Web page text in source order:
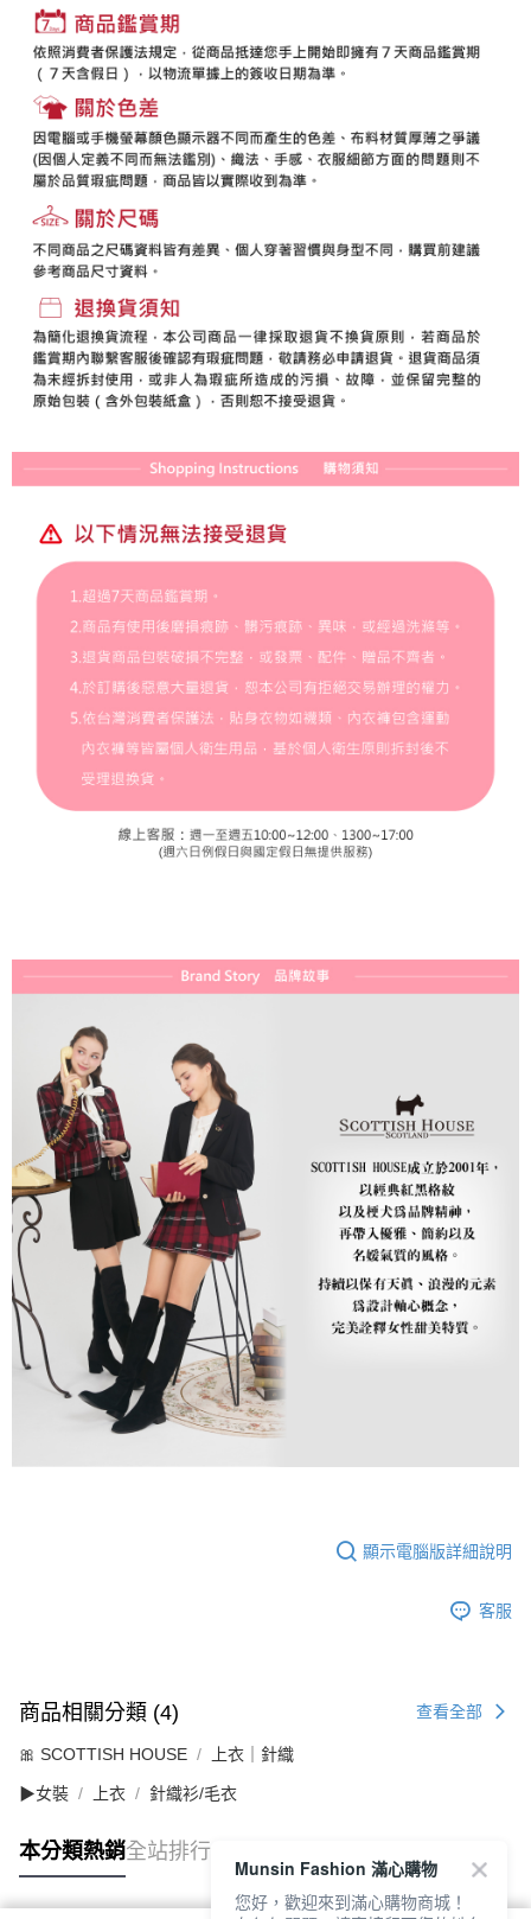
顯示電腦版詳細說明
客服
商品相關分類 (4) 查看全部
🎀 SCOTTISH HOUSE 上衣｜針織
▶女裝 上衣 針織衫/毛衣
本分類熱銷全站排行
Munsin Fashion 滿心購物
您好，歡迎來到滿心購物商城！